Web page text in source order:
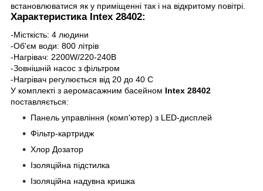
встановлюватися як у приміщенні так і на відкритому повітрі.
Характеристика Intex 28402:
-Місткість: 4 людини
-Об'єм води: 800 літрів
-Нагрівач: 2200W/220-240В
-Зовнішній насос з фільтром
-Нагрівач регулюється від 20 до 40 C
У комплекті з аеромасажним басейном Intex 28402
поставляється:
Панель управління (комп'ютер) з LED-дисплей
Фільтр-картридж
Хлор Дозатор
Ізоляційна підстилка
Ізоляційна надувна кришка